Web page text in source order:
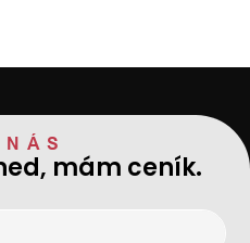
mám ceník.